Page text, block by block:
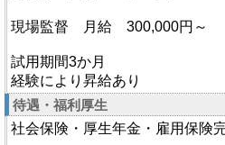
現場監督 月給 300,000円～
試用期間3か月
経験により昇給あり
待遇・福利厚生
社会保険・厚生年金・雇用保険